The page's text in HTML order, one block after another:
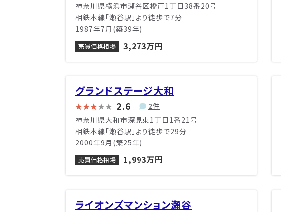
神奈川県横浜市瀬谷区橋戸1丁目38番20号
相鉄本線「瀬谷駅」より徒歩で7分
1987年7月(築39年)
売買価格相場 3,273万円
グランドステージ大和
2.6
2件
神奈川県大和市深見東1丁目1番21号
相鉄本線「瀬谷駅」より徒歩で29分
2000年9月(築25年)
売買価格相場 1,993万円
ライオンズマンション瀬谷